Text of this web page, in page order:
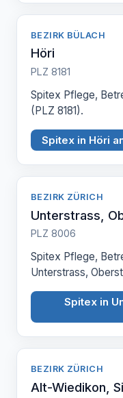
BEZIRK BÜLACH
Höri
PLZ 8181
Spitex Pflege,
(PLZ 8181).
Spitex in Höri
BEZIRK ZÜRICH
Unterstrass,
PLZ 8006
Spitex Pflege,
Unterstrass,
Spitex in
BEZIRK ZÜRICH
Alt-Wiedikon,